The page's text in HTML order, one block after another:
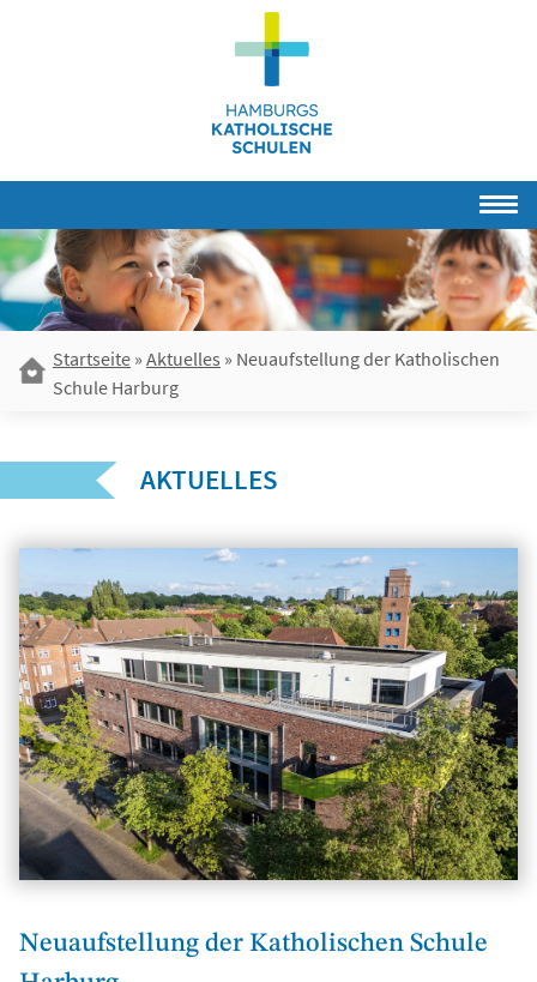
Startseite » Aktuelles » Neuaufstellung der Katholischen
Schule Harburg
AKTUELLES
Neuaufstellung der Katholischen Schule